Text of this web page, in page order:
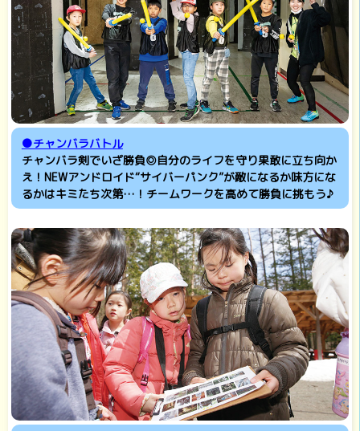
●チャンバラバトル
チャンバラ剣でいざ勝負◎自分のライフを守り果敢に立ち向か
え！NEWアンドロイド“サイバーパンク”が敵になるか味方にな
るかはキミたち次第…！チームワークを高めて勝負に挑もう♪